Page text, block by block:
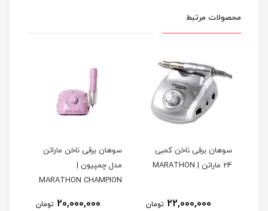
محصولات مرتبط
سوهان برقی ناخن کمبی
24 ماراتن | MARATHON
22,000,000 تومان
سوهان برقی ناخن ماراتن
مدل چمپیون |
MARATHON CHAMPION
20,000,000 تومان